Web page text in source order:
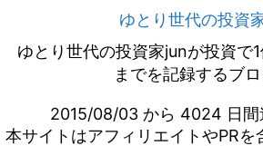
ゆとり世代の投資
ゆとり世代の投資家junが投資で
までを記録するブロ
2015/08/03 から 4024 日間
本サイトはアフィリエイトやPRを